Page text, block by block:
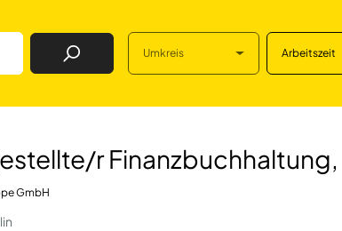
Job Finden Umkreis Arbeitszeit
r
GmbH